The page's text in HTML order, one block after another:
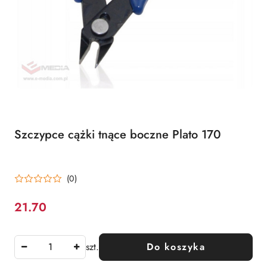
Szczypce cążki tnące boczne Plato 170
(0)
Cena:
21.70
szt. Do koszyka